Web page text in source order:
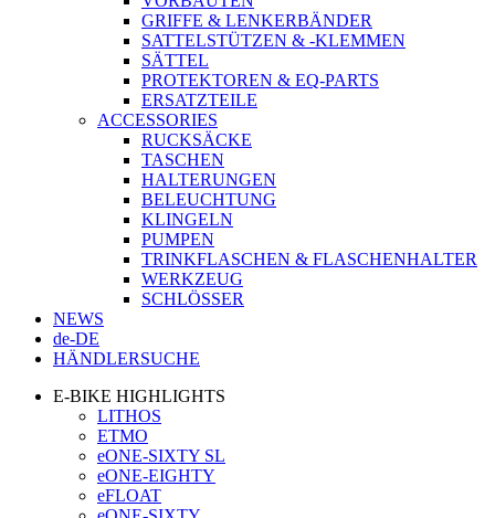
GRIFFE & LENKERBÄNDER
SATTELSTÜTZEN & -KLEMMEN
SÄTTEL
PROTEKTOREN & EQ-PARTS
ERSATZTEILE
ACCESSORIES
RUCKSÄCKE
TASCHEN
HALTERUNGEN
BELEUCHTUNG
KLINGELN
PUMPEN
TRINKFLASCHEN & FLASCHENHALTER
WERKZEUG
SCHLÖSSER
NEWS
de-DE
HÄNDLERSUCHE
E-BIKE HIGHLIGHTS
LITHOS
ETMO
eONE-SIXTY SL
eONE-EIGHTY
eFLOAT